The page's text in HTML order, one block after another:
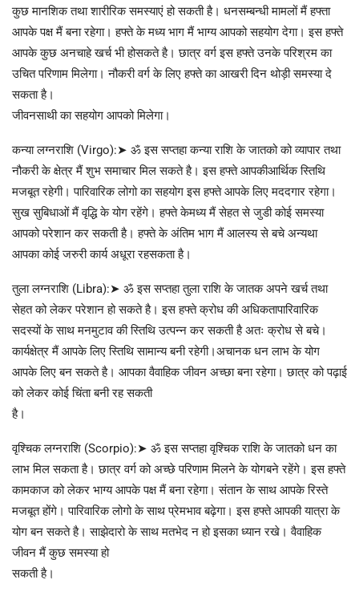
कुछ मानशिक तथा शारीरिक समस्याएं हो सकती है। धनसम्बन्धी मामलों मैं हफ्ता
आपके पक्ष मैं बना रहेगा। हफ्ते के मध्य भाग मैं भाग्य आपको सहयोग देगा। इस हफ्ते
आपके कुछ अनचाहे खर्च भी होसकते है। छात्र वर्ग इस हफ्ते उनके परिश्रम का
उचित परिणाम मिलेगा। नौकरी वर्ग के लिए हफ्ते का आखरी दिन थोड़ी समस्या दे
सकता है।
जीवनसाथी का सहयोग आपको मिलेगा।
कन्या लग्नराशि (Virgo):➤ ॐ इस सप्तहा कन्या राशि के जातको को व्यापार तथा
नौकरी के क्षेत्र मैं शुभ समाचार मिल सकते है। इस हफ्ते आपकीआर्थिक स्तिथि
मजबूत रहेगी। पारिवारिक लोगो का सहयोग इस हफ्ते आपके लिए मददगार रहेगा।
सुख सुबिधाओं मैं वृद्धि के योग रहेंगे। हफ्ते केमध्य मैं सेहत से जुडी कोई समस्या
आपको परेशान कर सकती है। हफ्ते के अंतिम भाग मैं आलस्य से बचे अन्यथा
आपका कोई जरुरी कार्य अधूरा रहसकता है।
तुला लग्नराशि (Libra):➤ ॐ इस सप्तहा तुला राशि के जातक अपने खर्च तथा
सेहत को लेकर परेशान हो सकते है। इस हफ्ते क्रोध की अधिकतापारिवारिक
सदस्यों के साथ मनमुटाव की स्तिथि उत्पन्न कर सकती है अतः क्रोध से बचे।
कार्यक्षेत्र मैं आपके लिए स्तिथि सामान्य बनी रहेगी।अचानक धन लाभ के योग
आपके लिए बन सकते है। आपका वैवाहिक जीवन अच्छा बना रहेगा। छात्र को पढ़ाई
को लेकर कोई चिंता बनी रह सकती
है।
वृश्चिक लग्नराशि (Scorpio):➤ ॐ इस सप्तहा वृश्चिक राशि के जातको धन का
लाभ मिल सकता है। छात्र वर्ग को अच्छे परिणाम मिलने के योगबने रहेंगे। इस हफ्ते
कामकाज को लेकर भाग्य आपके पक्ष मैं बना रहेगा। संतान के साथ आपके रिस्ते
मजबूत होंगे। पारिवारिक लोगो के साथ प्रेमभाव बढ़ेगा। इस हफ्ते आपकी यात्रा के
योग बन सकते है। साझेदारो के साथ मतभेद न हो इसका ध्यान रखे। वैवाहिक
जीवन मैं कुछ समस्या हो
सकती है।